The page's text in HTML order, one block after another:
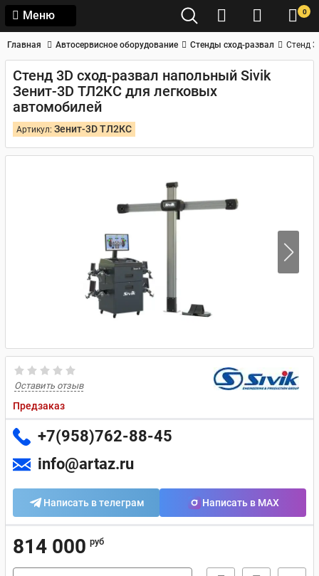
Меню 0
Главная Автосервисное оборудование Стенды сход-развал Стенд
Стенд 3D сход-развал напольный Sivik
Зенит-3D ТЛ2КС для легковых
автомобилей
Артикул: Зенит-3D ТЛ2КС
Оставить отзыв
Предзаказ
+7(958)762-88-45
info@artaz.ru
Написать в телеграм Написать в MAX
814 000 руб